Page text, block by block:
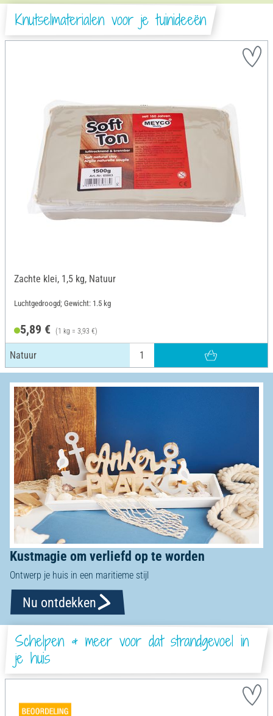
Knutselmaterialen voor je tuinideeën
Zachte klei, 1,5 kg, Natuur
Luchtgedroogd; Gewicht: 1.5 kg
5,89 € (1 kg = 3,93 €)
Natuur
Kustmagie om verliefd op te worden
Ontwerp je huis in een maritieme stijl
Nu ontdekken
Schelpen & meer voor dat strandgevoel in
je huis